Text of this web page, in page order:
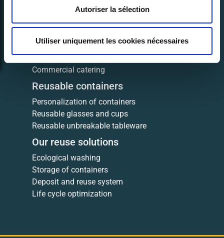
Autoriser la sélection
Utiliser uniquement les cookies nécessaires
Our customer services
Events
Companies
Commercial catering
Reusable containers
Personalization of containers
Reusable glasses and cups
Reusable unbreakable tableware
Our reuse solutions
Ecological washing
Storage of containers
Deposit and reuse system
Life cycle optimization